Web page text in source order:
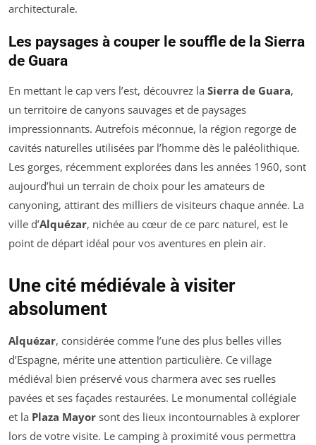
architecturale.
Les paysages à couper le souffle de la Sierra
de Guara
En mettant le cap vers l’est, découvrez la Sierra de Guara,
un territoire de canyons sauvages et de paysages
impressionnants. Autrefois méconnue, la région regorge de
cavités naturelles utilisées par l’homme dès le paléolithique.
Les gorges, récemment explorées dans les années 1960, sont
aujourd’hui un terrain de choix pour les amateurs de
canyoning, attirant des milliers de visiteurs chaque année. La
ville d’Alquézar, nichée au cœur de ce parc naturel, est le
point de départ idéal pour vos aventures en plein air.
Une cité médiévale à visiter
absolument
Alquézar, considérée comme l’une des plus belles villes
d’Espagne, mérite une attention particulière. Ce village
médiéval bien préservé vous charmera avec ses ruelles
pavées et ses façades restaurées. Le monumental collégiale
et la Plaza Mayor sont des lieux incontournables à explorer
lors de votre visite. Le camping à proximité vous permettra